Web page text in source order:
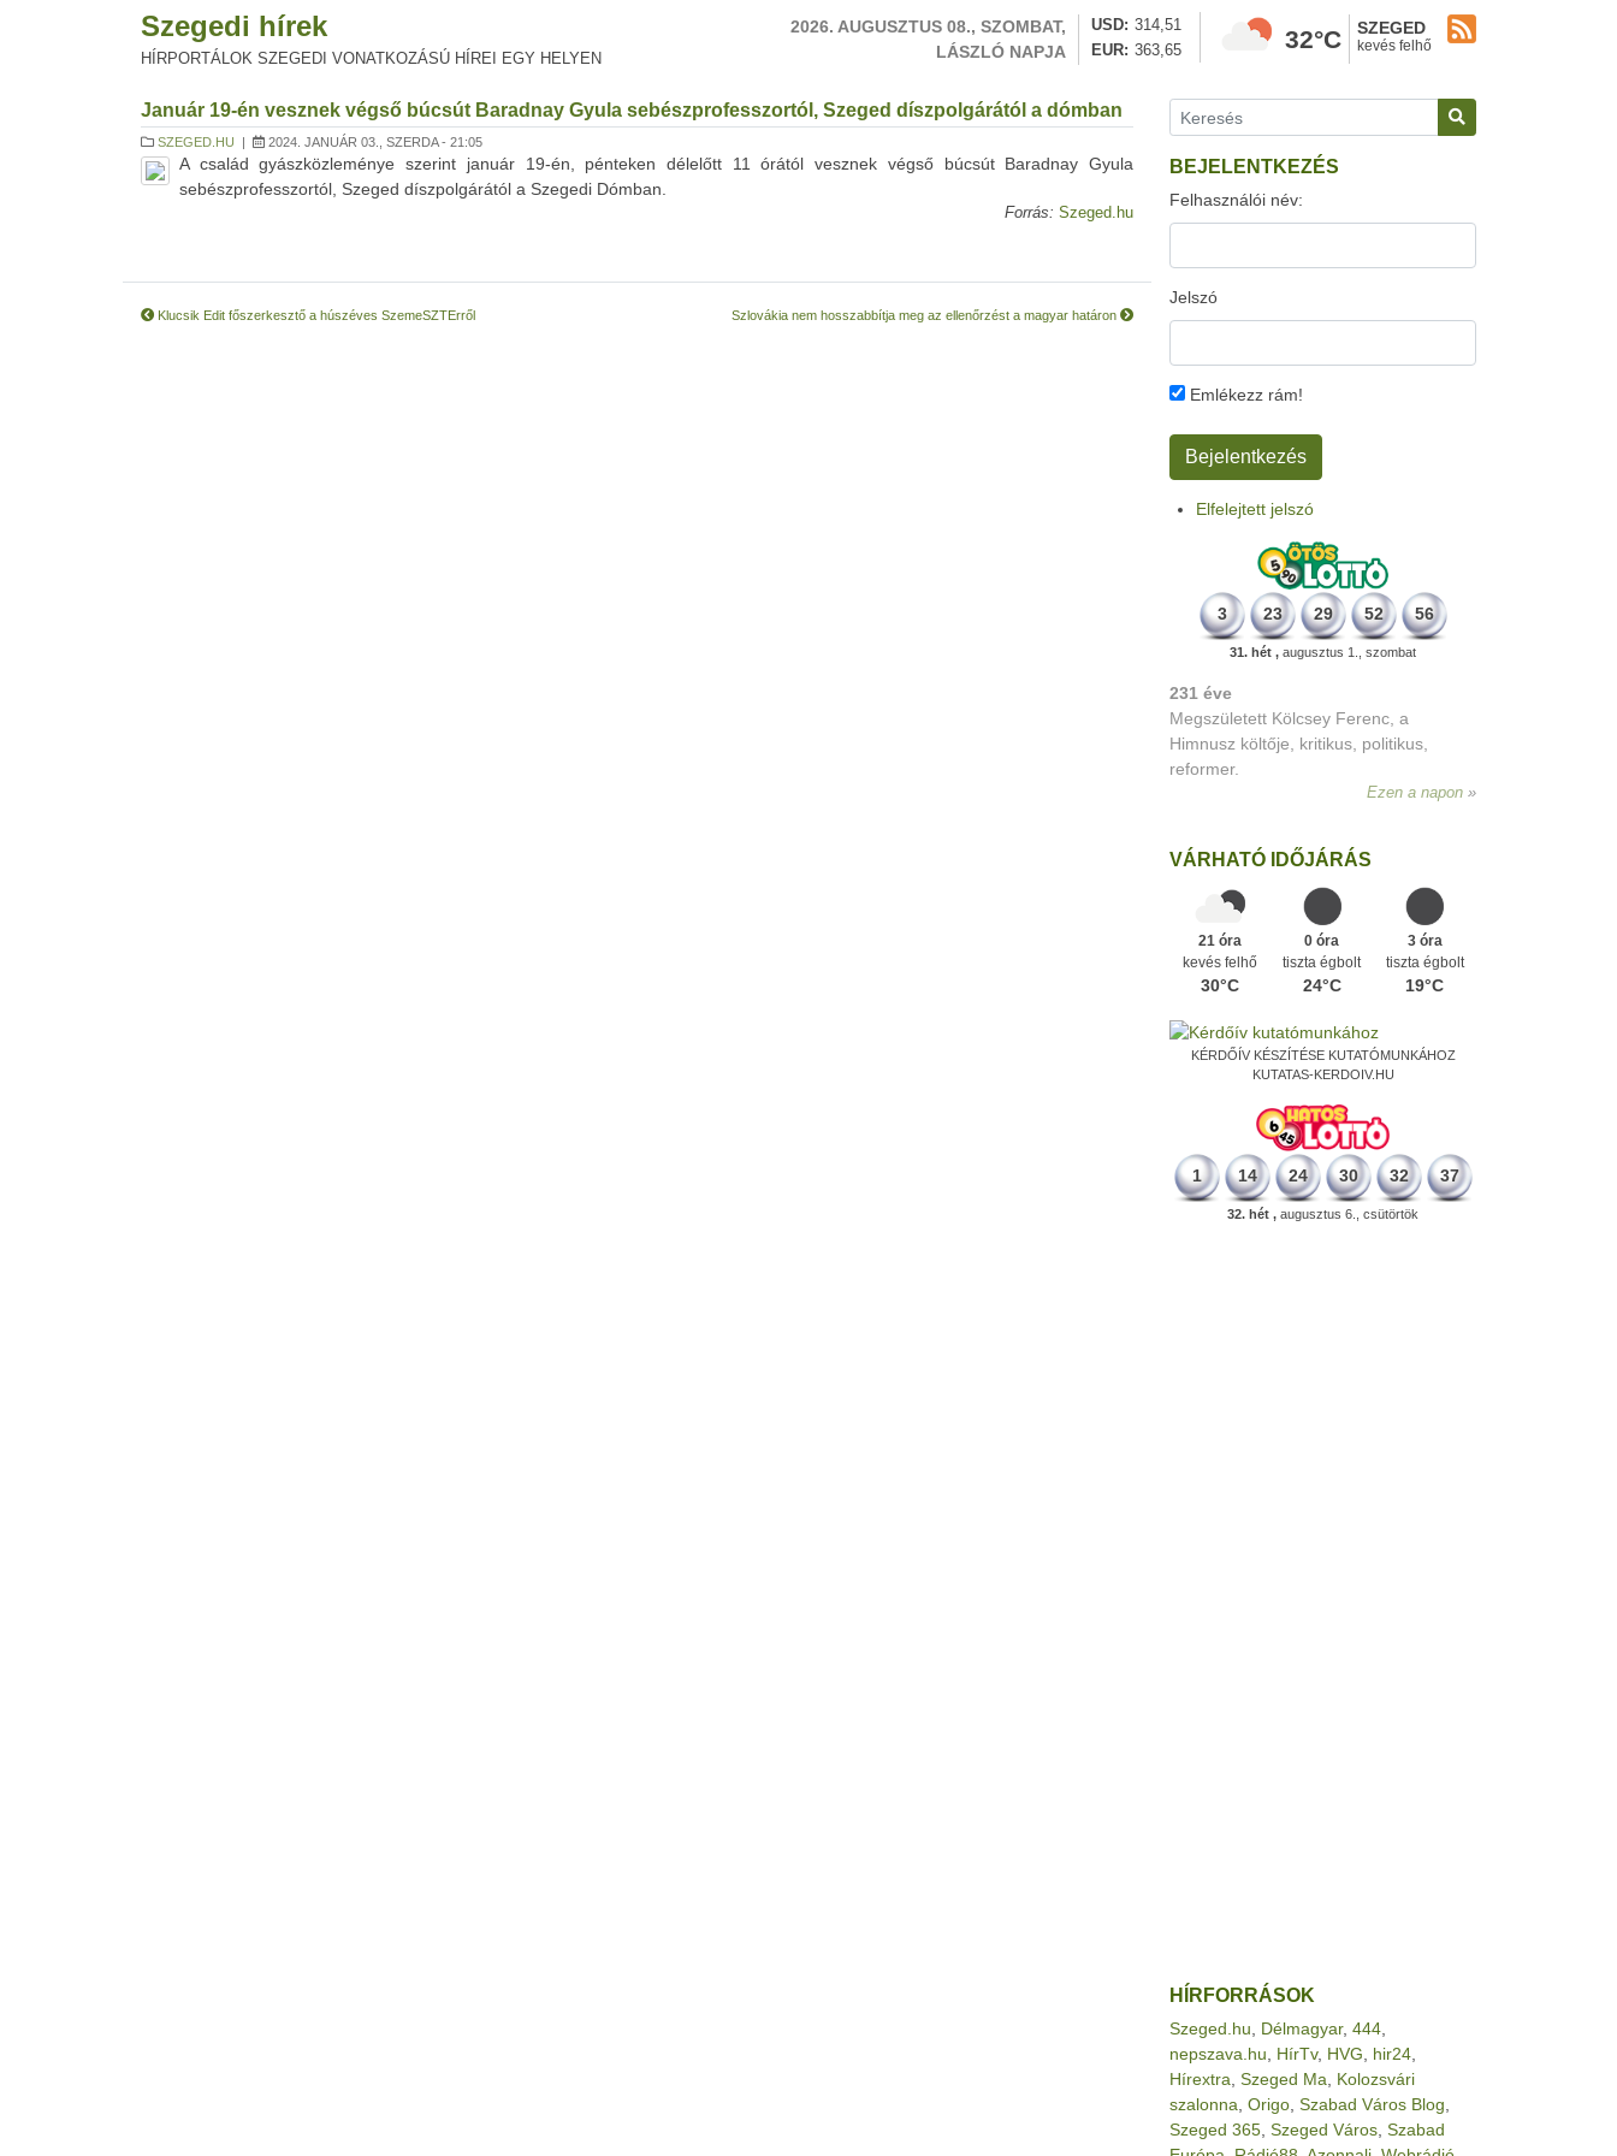
Szegedi hírek
HÍRPORTÁLOK SZEGEDI VONATKOZÁSÚ HÍREI EGY HELYEN
2026. AUGUSZTUS 08., SZOMBAT,
LÁSZLÓ NAPJA
USD
314,51
EUR
363,65 32°C SZEGED
kevés felhő
Január 19-én vesznek végső búcsút Baradnay Gyula sebészprofesszortól, Szeged díszpolgárától a dómban
SZEGED.HU | 2024. JANUÁR 03., SZERDA - 21:05
A család gyászközleménye szerint január 19-én, pénteken délelőtt 11 órától vesznek végső búcsút Baradnay Gyula
sebészprofesszortól, Szeged díszpolgárától a Szegedi Dómban.
Forrás: Szeged.hu
Klucsik Edit főszerkesztő a húszéves SzemeSZTErről Szlovákia nem hosszabbítja meg az ellenőrzést a magyar határon
BEJELENTKEZÉS
Felhasználói név:
Jelszó
Emlékezz rám!
Elfelejtett jelszó
3 23 29 52 56
31. hét , augusztus 1., szombat
331 éve
Megszületett Mikes Kelemen
memoáríró, műfordító, a XVIII. századi
magyar prózairodalom legnagyobb
VÁRHATÓ IDŐJÁRÁS
21 óra
kevés felhő
30°C
0 óra
tiszta égbolt
24°C
3 óra
tiszta égbolt
19°C
KÉRDŐÍV KÉSZÍTÉSE KUTATÓMUNKÁHOZ
KUTATAS-KERDOIV.HU
1 14 24 30 32 37
32. hét , augusztus 6., csütörtök
HÍRFORRÁSOK
Szeged.hu Délmagyar, 444
nepszava.hu
HírTv, HVG hir24
Hírextra Szeged Ma
Kolozsvári
szalonna Origo Szabad Város Blog
Szeged 365 Szeged Város Szabad